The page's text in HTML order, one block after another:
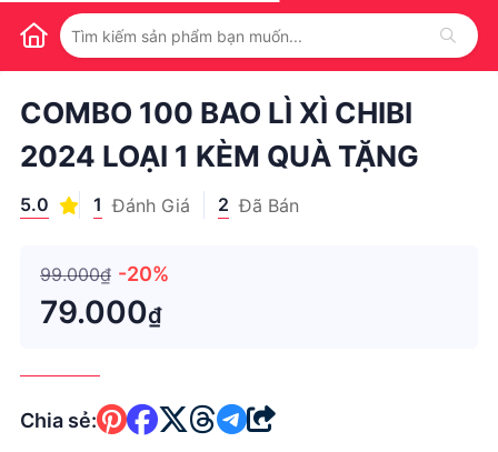
1 1
COMBO 100 BAO LÌ XÌ CHIBI
2024 LOẠI 1 KÈM QUÀ TẶNG
5.0 1 Đánh Giá 2 Đã Bán
99.000₫ -20%
79.000₫
Chia sẻ: